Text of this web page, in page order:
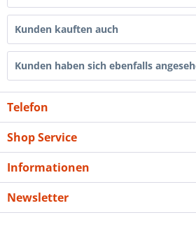
Kunden kauften auch
Kunden haben sich ebenfalls
Telefon
Shop Service
Informationen
Newsletter